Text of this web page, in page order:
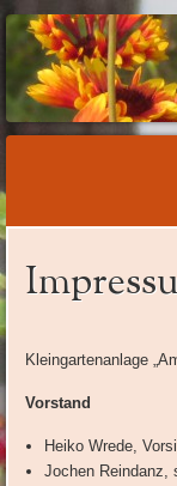
AM
zum
Kleingartenanlage
Vorstand
Heiko Wrede,
Jochen Reindanz,